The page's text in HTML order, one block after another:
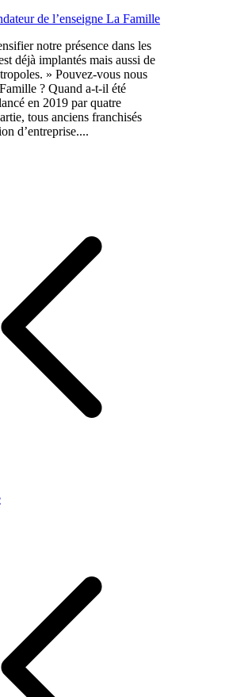
de l’enseigne La Famille
notre présence dans les
déjà implantés mais aussi de
» Pouvez-vous nous
? Quand a-t-il été
en 2019 par quatre
tous anciens franchisés
d’entreprise....